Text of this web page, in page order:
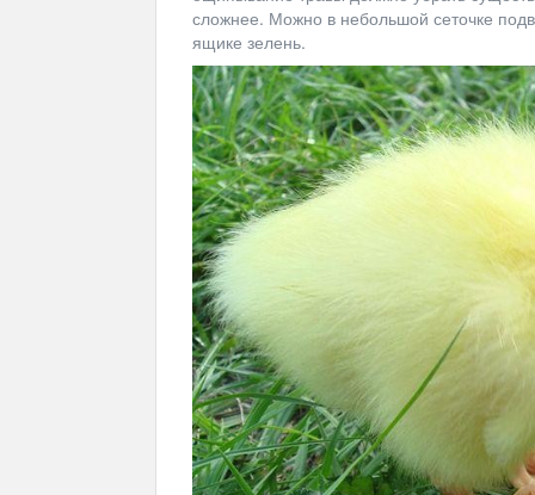
сложнее. Можно в небольшой сеточке
ящике зелень.